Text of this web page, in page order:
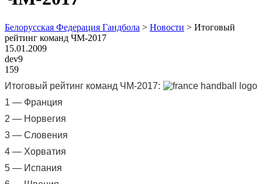
Белорусская Федерация Гандбола > Новости > Итоговый
рейтинг команд ЧМ-2017
15.01.2009
dev9
159
Итоговый рейтинг команд ЧМ-2017:
1 — Франция
2 — Норвегия
3 — Словения
4 — Хорватия
5 — Испания